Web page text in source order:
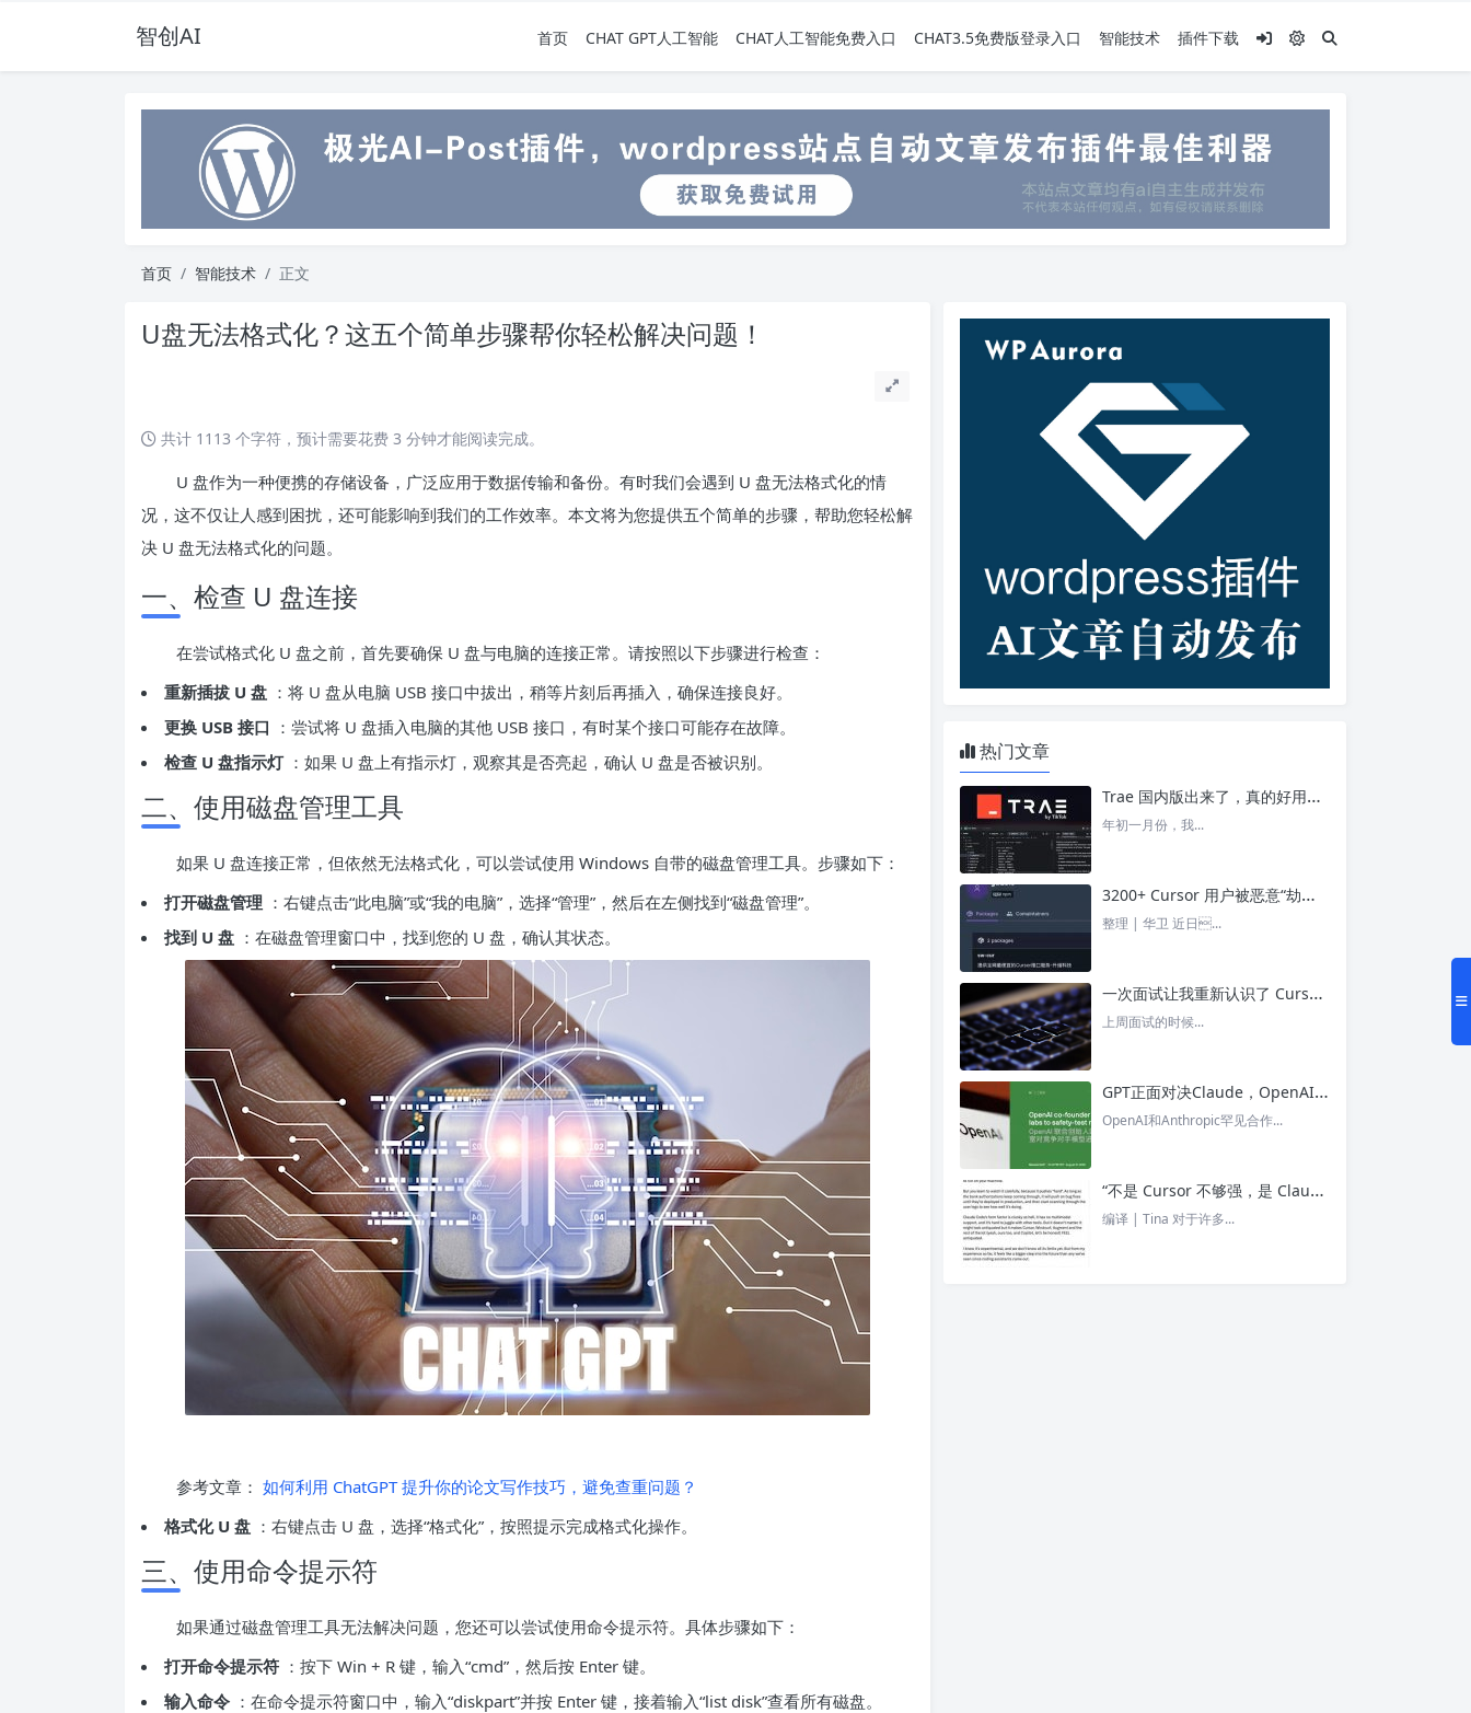
智创AI 首页 CHAT GPT人工智能 CHAT人工智能免费入口 CHAT3.5免费版登录入口 智能技术 插件下载
首页 智能技术 正文
U盘无法格式化？这五个简单步骤帮你轻松解决问题！
共计 1113 个字符，预计需要花费 3 分钟才能阅读完成。
U 盘作为一种便携的存储设备，广泛应用于数据传输和备份。有时我们会遇到 U 盘无法格式化的情
况，这不仅让人感到困扰，还可能影响到我们的工作效率。本文将为您提供五个简单的步骤，帮助您轻松解
决 U 盘无法格式化的问题。
一、检查 U 盘连接
在尝试格式化 U 盘之前，首先要确保 U 盘与电脑的连接正常。请按照以下步骤进行检查：
重新插拔 U 盘 ：将 U 盘从电脑 USB 接口中拔出，稍等片刻后再插入，确保连接良好。
更换 USB 接口 ：尝试将 U 盘插入电脑的其他 USB 接口，有时某个接口可能存在故障。
检查 U 盘指示灯 ：如果 U 盘上有指示灯，观察其是否亮起，确认 U 盘是否被识别。
二、使用磁盘管理工具
如果 U 盘连接正常，但依然无法格式化，可以尝试使用 Windows 自带的磁盘管理工具。步骤如下：
打开磁盘管理 ：右键点击“此电脑”或“我的电脑”，选择“管理”，然后在左侧找到“磁盘管理”。
找到 U 盘 ：在磁盘管理窗口中，找到您的 U 盘，确认其状态。
参考文章： 如何利用 ChatGPT 提升你的论文写作技巧，避免查重问题？
格式化 U 盘 ：右键点击 U 盘，选择“格式化”，按照提示完成格式化操作。
三、使用命令提示符
如果通过磁盘管理工具无法解决问题，您还可以尝试使用命令提示符。具体步骤如下：
打开命令提示符 ：按下 Win + R 键，输入“cmd”，然后按 Enter 键。
输入命令 ：在命令提示符窗口中，输入“diskpart”并按 Enter 键，接着输入“list disk”查看所有磁盘。
热门文章
Trae 国内版出来了，真的好用吗？ – 今日头条
年初一月份，我...
3200+ Cursor 用户被恶意“劫持”！贪图“便宜 API”却惨遭收割， AI 开发者们要小心了 – 今日头条
整理 | 华卫 近日...
一次面试让我重新认识了 Cursor – 今日头条
上周面试的时候...
GPT正面对决Claude，OpenAI竟没全赢，AI安全「极限大测」真相曝光 – 今日头条
OpenAI和Anthropic罕见合作...
“不是 Cursor 不够强，是 Claude Code 太猛了” ！创始人详解Claude Code如何改写编程方式 – 今日头条
编译 | Tina 对于许多...